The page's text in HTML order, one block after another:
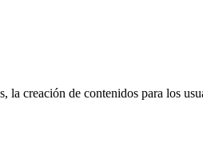
creación de contenidos para los